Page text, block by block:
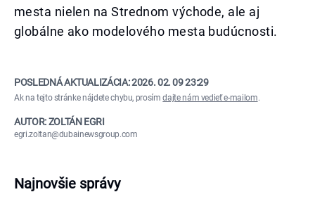
mesta nielen na Strednom východe, ale aj
globálne ako modelového mesta budúcnosti.
POSLEDNÁ AKTUALIZÁCIA:2026. 02. 09 23:29
Ak na tejto stránke nájdete chybu, prosímdajte nám vedieť e-mailom.
AUTOR: ZOLTÁN EGRI
egri.zoltan@dubainewsgroup.com
Najnovšie správy